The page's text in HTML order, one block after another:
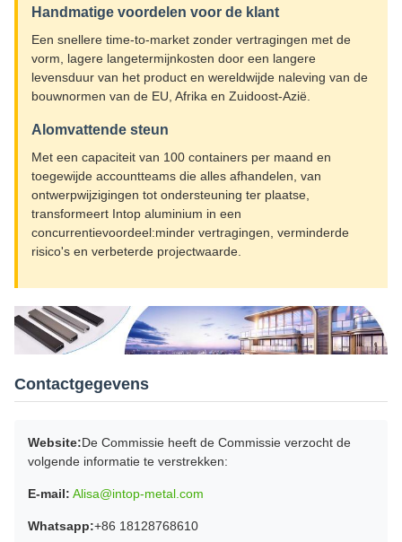
Handmatige voordelen voor de klant
Een snellere time-to-market zonder vertragingen met de
vorm, lagere langetermijnkosten door een langere
levensduur van het product en wereldwijde naleving van de
bouwnormen van de EU, Afrika en Zuidoost-Azië.
Alomvattende steun
Met een capaciteit van 100 containers per maand en
toegewijde accountteams die alles afhandelen, van
ontwerpwijzigingen tot ondersteuning ter plaatse,
transformeert Intop aluminium in een
concurrentievoordeel:minder vertragingen, verminderde
risico's en verbeterde projectwaarde.
Contactgegevens
Website:De Commissie heeft de Commissie verzocht de
volgende informatie te verstrekken:
E-mail: Alisa@intop-metal.com
Whatsapp:+86 18128768610